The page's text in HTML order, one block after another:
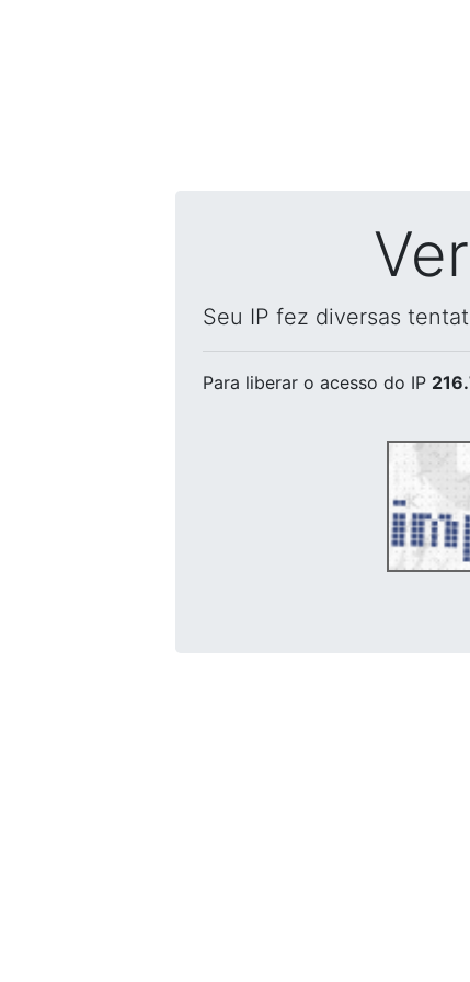
Seu IP fez diversas
Para liberar o acesso do IP